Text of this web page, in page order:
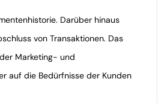
Darüber hinaus
von Transaktionen. Das
Marketing- und
auf die Bedürfnisse der Kunden